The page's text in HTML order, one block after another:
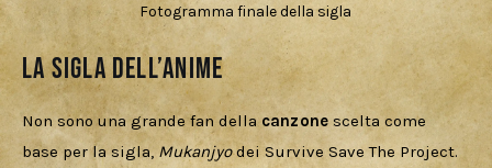
Fotogramma finale della sigla
La sigla dell’anime
Non sono una grande fan della canzone scelta come
base per la sigla, Mukanjyo dei Survive Save The Project.